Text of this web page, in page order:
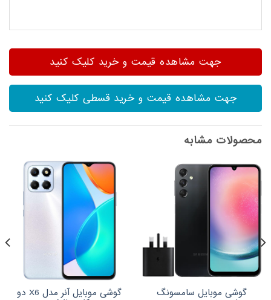
جهت مشاهده قیمت و خرید کلیک کنید
جهت مشاهده قیمت و خرید قسطی کلیک کنید
محصولات مشابه
گوشی موبایل سامسونگ گوشی موبایل آنر مدل X6 دو